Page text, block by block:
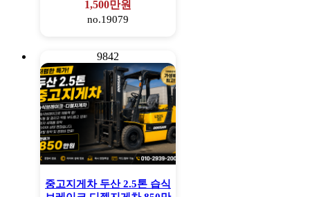
1,500만원
no.19079
9842
중고지게차 두산 2.5톤 습식